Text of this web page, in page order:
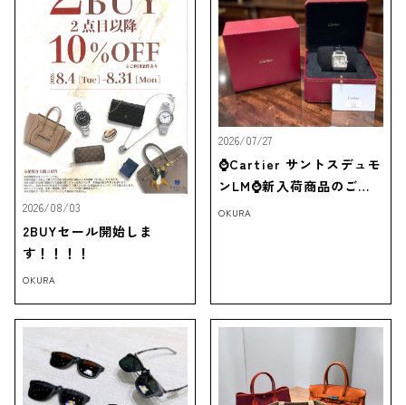
2026/08/03
2BUYセール開始しま
す！！！！
OKURA
2026/07/27
⌚Cartier サントスデュモ
ンLM⌚新入荷商品のご紹
介‼
OKURA